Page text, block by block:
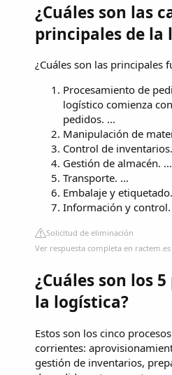
¿Cuáles son las
principales de la
¿Cuáles son las principales
Procesamiento de
logístico comienza
pedidos. ...
Manipulación de
Control de
Gestión de almacén. ...
Transporte. ...
Embalaje y
Información y control.
Solicitud de eliminación
Ver respuesta completa en ractem.es
¿Cuáles son los
la logística?
Estos son los cinco
corrientes:
gestión de inventarios,